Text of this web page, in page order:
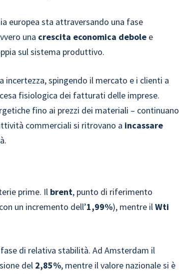
europea sta attraversando una fase
una crescita economica debole e
sul sistema produttivo.
incertezza, spingendo il mercato e i clienti a
fisiologica dei fatturati delle imprese.
fino ai prezzi dei materiali – continuano
commerciali si ritrovano a incassare
prime. Il brent, punto di riferimento
un incremento dell’1,99%), mentre ilWti
di relativa stabilità. Ad Amsterdam il
del 2,85%, mentre il valore nazionale si è